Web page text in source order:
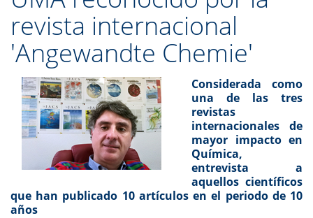
revista internacional
'Angewandte Chemie'
Considerada como
una de las tres
revistas
internacionales de
mayor impacto en
Química,
entrevista a
aquellos científicos
que han publicado 10 artículos en el periodo de 10
años